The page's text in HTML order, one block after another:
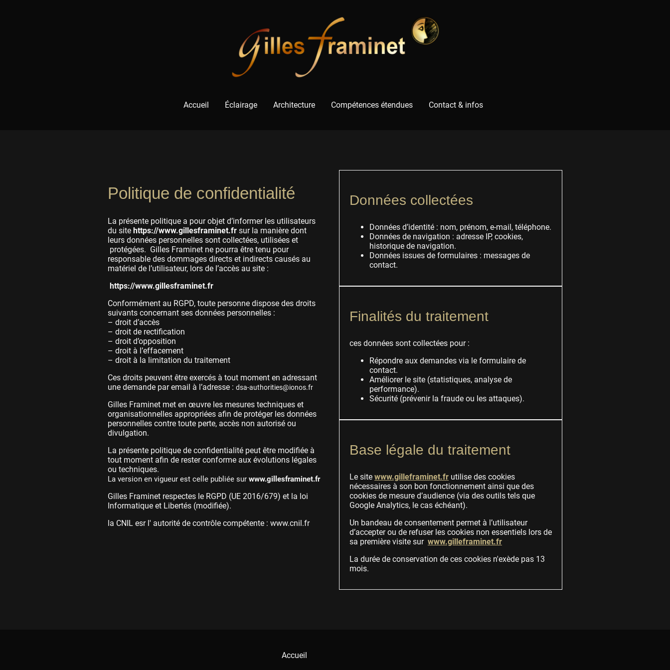
Accueil Éclairage Architecture Compétences étendues Contact & infos
Politique de confidentialité
La présente politique a pour objet d’informer les utilisateurs
du site https://www.gillesframinet.fr sur la manière dont
leurs données personnelles sont collectées, utilisées et
protégées. Gilles Framinet ne pourra être tenu pour
responsable des dommages directs et indirects causés au
matériel de l’utilisateur, lors de l’accès au site :
https://www.gillesframinet.fr
Conformément au RGPD, toute personne dispose des droits
suivants concernant ses données personnelles :
– droit d’accès
– droit de rectification
– droit d’opposition
– droit à l’effacement
– droit à la limitation du traitement
Ces droits peuvent être exercés à tout moment en adressant
une demande par email à l’adresse : dsa-authorities@ionos.fr
Gilles Framinet met en œuvre les mesures techniques et
organisationnelles appropriées afin de protéger les données
personnelles contre toute perte, accès non autorisé ou
divulgation.
La présente politique de confidentialité peut être modifiée à
tout moment afin de rester conforme aux évolutions légales
ou techniques.
La version en vigueur est celle publiée sur www.gillesframinet.fr
Gilles Framinet respectes le RGPD (UE 2016/679) et la loi
Informatique et Libertés (modifiée).
la CNIL esr l' autorité de contrôle compétente : www.cnil.fr
Données collectées
Données d’identité : nom, prénom, e-mail, téléphone.
Données de navigation : adresse IP, cookies,
historique de navigation.
Données issues de formulaires : messages de
contact.
Finalités du traitement
ces données sont collectées pour :
Répondre aux demandes via le formulaire de
contact.
Améliorer le site (statistiques, analyse de
performance).
Sécurité (prévenir la fraude ou les attaques).
Base légale du traitement
Le site www.gilleframinet.fr utilise des cookies
nécessaires à son bon fonctionnement ainsi que des
cookies de mesure d’audience (via des outils tels que
Google Analytics, le cas échéant).
Un bandeau de consentement permet à l’utilisateur
d’accepter ou de refuser les cookies non essentiels lors de
sa première visite sur www.gilleframinet.fr
La durée de conservation de ces cookies n'exède pas 13
mois.
Accueil